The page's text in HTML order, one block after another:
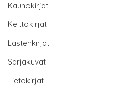
Kaunokirjat
Keittokirjat
Lastenkirjat
Sarjakuvat
Tietokirjat